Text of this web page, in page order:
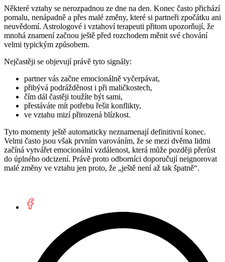
Některé vztahy se nerozpadnou ze dne na den. Konec často přichází
pomalu, nenápadně a přes malé změny, které si partneři zpočátku ani
neuvědomí. Astrologové i vztahoví terapeuti přitom upozorňují, že
mnohá znamení začnou ještě před rozchodem měnit své chování
velmi typickým způsobem.
Nejčastěji se objevují právě tyto signály:
partner vás začne emocionálně vyčerpávat,
přibývá podrážděnost i při maličkostech,
čím dál častěji toužíte být sami,
přestáváte mít potřebu řešit konflikty,
ve vztahu mizí přirozená blízkost.
Tyto momenty ještě automaticky neznamenají definitivní konec.
Velmi často jsou však prvním varováním, že se mezi dvěma lidmi
začíná vytvářet emocionální vzdálenost, která může později přerůst
do úplného odcizení. Právě proto odborníci doporučují neignorovat
malé změny ve vztahu jen proto, že „ještě není až tak špatně“.